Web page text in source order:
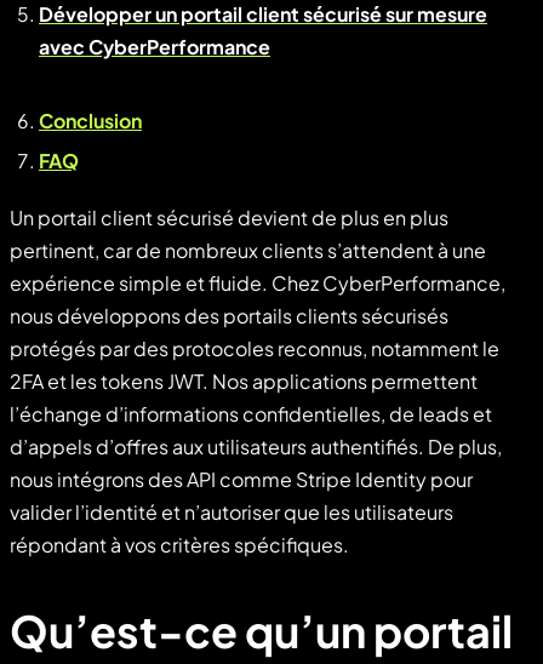
Développer un portail client sécurisé sur mesure
avec CyberPerformance
Conclusion
FAQ
Un portail client sécurisé devient de plus en plus
pertinent, car de nombreux clients s’attendent à une
expérience simple et fluide. Chez CyberPerformance,
nous développons des portails clients sécurisés
protégés par des protocoles reconnus, notamment le
2FA et les tokens JWT. Nos applications permettent
l’échange d’informations confidentielles, de leads et
d’appels d’offres aux utilisateurs authentifiés. De plus,
nous intégrons des API comme Stripe Identity pour
valider l’identité et n’autoriser que les utilisateurs
répondant à vos critères spécifiques.
Qu’est-ce qu’un portail